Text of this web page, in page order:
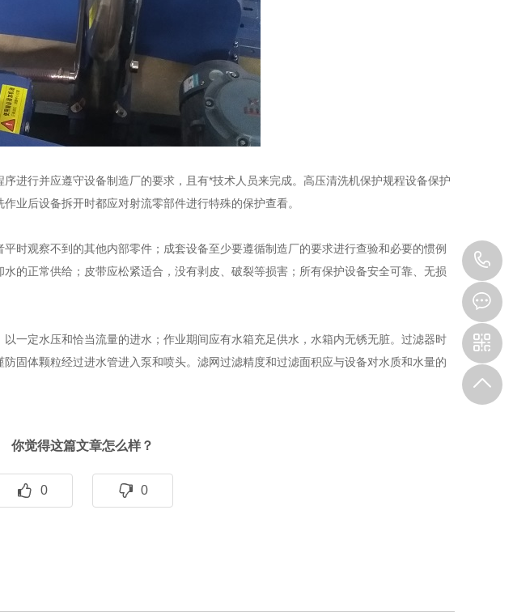
行并应遵守设备制造厂的要求，且有*技术人员来完成。高压清洗机保护规程设备保护
业后设备拆开时都应对射流零部件进行特殊的保护查看。
观察不到的其他内部零件；成套设备至少要遵循制造厂的要求进行查验和必要的惯例
的正常供给；皮带应松紧适合，没有剥皮、破裂等损害；所有保护设备安全可靠、无损
定水压和恰当流量的进水；作业期间应有水箱充足供水，水箱内无锈无脏。过滤器时
固体颗粒经过进水管进入泵和喷头。滤网过滤精度和过滤面积应与设备对水质和水量的
你觉得这篇文章怎么样？
0 0